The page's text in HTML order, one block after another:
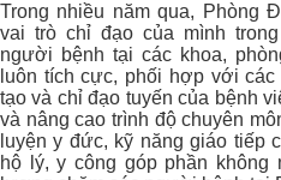
Trong nhiều năm qua, Phòng
vai trò chỉ đạo của mình
người bệnh tại các khoa,
luôn tích cực, phối hợp với
tạo và chỉ đạo tuyến của bệnh
và nâng cao trình độ chuyên
luyện y đức, kỹ năng giáo tiếp
hộ lý, y công góp phần không